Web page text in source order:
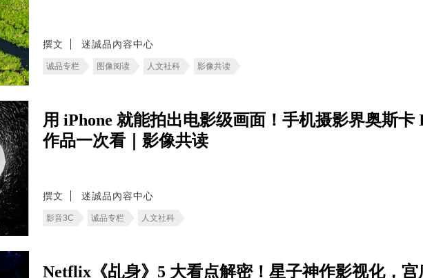
撰文 迷誠品內容中心
诚品专栏 图像阅读 人文社科 影像共读
用 iPhone 就能拍出电影级画面！手机摄影界奥斯卡
作品一次看｜影像共读
撰文 迷誠品內容中心
影音3C 诚品专栏 人文社科
Netflix《乩身》5 大看点解密！星子神作影视化，